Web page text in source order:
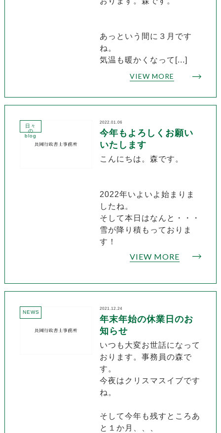
あっという間に３月です
ね。
気温も暖かくなって[...]
VIEW MORE
日々
の
blog
2022.01.06
今年もよろしくお願い
いたします
こんにちは。森です。
2022年いよいよ始まりま
したね。
そして本日はなんと・・・
雪が降り積もっておりま
す！
VIEW MORE
NEWS
2021.12.24
年末年始の休業日のお
知らせ
いつも大変お世話になって
おります。事務員の森で
す。
今夜はクリスマスイブです
ね。
そして今年も残すところあ
と１か月、、、